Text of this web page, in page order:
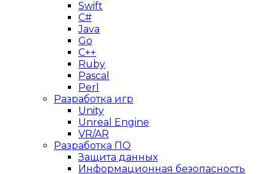
Swift
C#
Java
Go
C++
Ruby
Pascal
Perl
Разработка игр
Unity
Unreal Engine
VR/AR
Разработка ПО
Защита данных
Информационная безопасность